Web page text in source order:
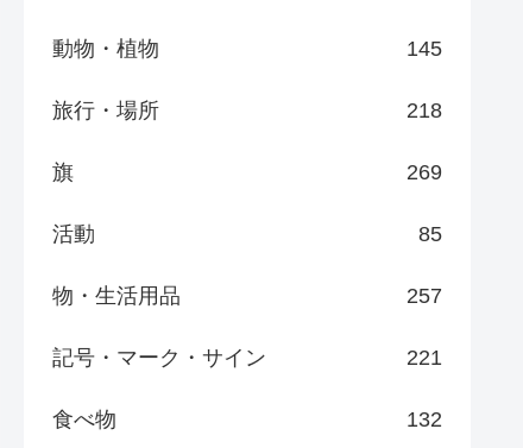
動物・植物 145
旅行・場所 218
旗 269
活動 85
物・生活用品 257
記号・マーク・サイン 221
食べ物 132